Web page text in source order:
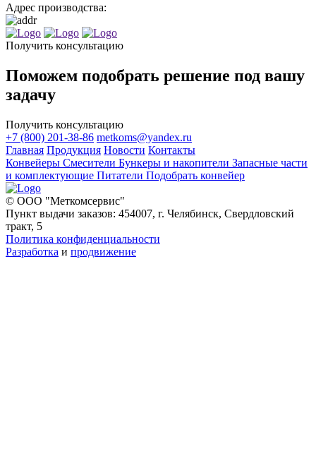
Адрес производства:
Получить консультацию
Поможем подобрать решение под вашу
задачу
Получить консультацию
+7 (800) 201-38-86 metkoms@yandex.ru
Главная Продукция Новости Контакты
Конвейеры Смесители Бункеры и накопители Запасные части
и комплектующие Питатели Подобрать конвейер
© ООО "Меткомсервис"
Пункт выдачи заказов: 454007, г. Челябинск, Свердловский
тракт, 5
Политика конфиденциальности
Разработка и продвижение